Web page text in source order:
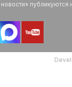
публикуются